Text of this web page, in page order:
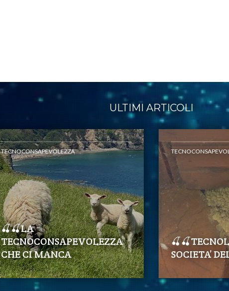
ULTIMI ARTICOLI
TECNOCONSAPEVOLEZZA
🍒🍒LA
TECNOCONSAPEVOLEZZA
CHE CI MANCA
SOCIETA’